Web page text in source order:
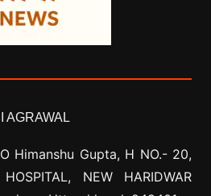
AGRAWAL
Himanshu Gupta, H NO.- 20,
NEW HARIDWAR